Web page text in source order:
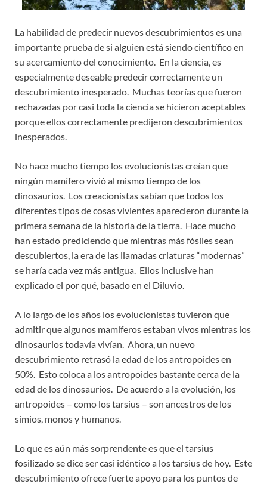
La habilidad de predecir nuevos descubrimientos es una
importante prueba de si alguien está siendo científico en
su acercamiento del conocimiento. En la ciencia, es
especialmente deseable predecir correctamente un
descubrimiento inesperado. Muchas teorías que fueron
rechazadas por casi toda la ciencia se hicieron aceptables
porque ellos correctamente predijeron descubrimientos
inesperados.
No hace mucho tiempo los evolucionistas creían que
ningún mamífero vivió al mismo tiempo de los
dinosaurios. Los creacionistas sabían que todos los
diferentes tipos de cosas vivientes aparecieron durante la
primera semana de la historia de la tierra. Hace mucho
han estado prediciendo que mientras más fósiles sean
descubiertos, la era de las llamadas criaturas “modernas”
se haría cada vez más antigua. Ellos inclusive han
explicado el por qué, basado en el Diluvio.
A lo largo de los años los evolucionistas tuvieron que
admitir que algunos mamíferos estaban vivos mientras los
dinosaurios todavía vivían. Ahora, un nuevo
descubrimiento retrasó la edad de los antropoides en
50%. Esto coloca a los antropoides bastante cerca de la
edad de los dinosaurios. De acuerdo a la evolución, los
antropoides – como los tarsius – son ancestros de los
simios, monos y humanos.
Lo que es aún más sorprendente es que el tarsius
fosilizado se dice ser casi idéntico a los tarsius de hoy. Este
descubrimiento ofrece fuerte apoyo para los puntos de